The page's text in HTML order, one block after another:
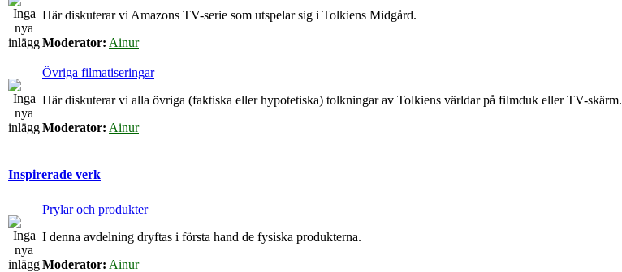
Här diskuterar vi Amazons TV-serie som utspelar sig i Tolkiens Midgård.
Moderator: Ainur
Övriga filmatiseringar
Här diskuterar vi alla övriga (faktiska eller hypotetiska) tolkningar av Tolkiens världar på filmduk eller TV-skärm.
Moderator: Ainur
Inspirerade verk
Prylar och produkter
I denna avdelning dryftas i första hand de fysiska produkterna.
Moderator: Ainur